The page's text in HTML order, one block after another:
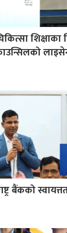
शिक्षाका
बैंकको